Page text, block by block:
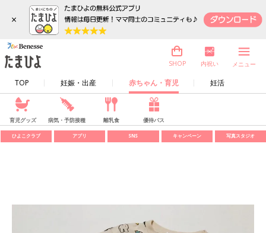
×
TOP 妊娠・出産 赤ちゃん・育児 妊活
SHOP 内祝い メニュー
育児グッズ 病気・予防接種 離乳食 優待パス
ひよこクラブ アプリ SNS キャンペーン 写真スタジオ